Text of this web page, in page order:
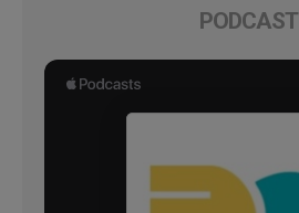
PODCAST